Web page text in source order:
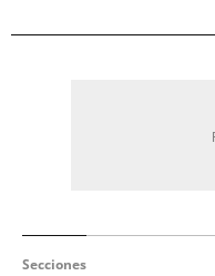
Secciones